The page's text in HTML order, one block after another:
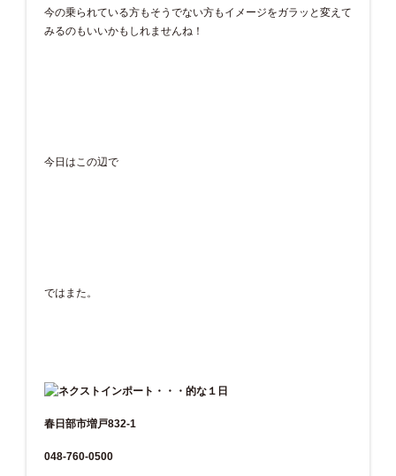
今の乗られている方もそうでない方もイメージをガラッと変えて
みるのもいいかもしれませんね！
今日はこの辺で
ではまた。
春日部市増戸832-1
048-760-0500